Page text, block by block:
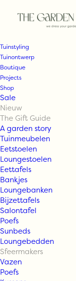
Tuinstyling
Tuinontwerp
Boutique
Projects
Shop
Sale
Nieuw
The Gift Guide
A garden story
Tuinmeubelen
Eetstoelen
Loungestoelen
Eettafels
Bankjes
Loungebanken
Bijzettafels
Salontafel
Poefs
Sunbeds
Loungebedden
Sfeermakers
Vazen
Poefs